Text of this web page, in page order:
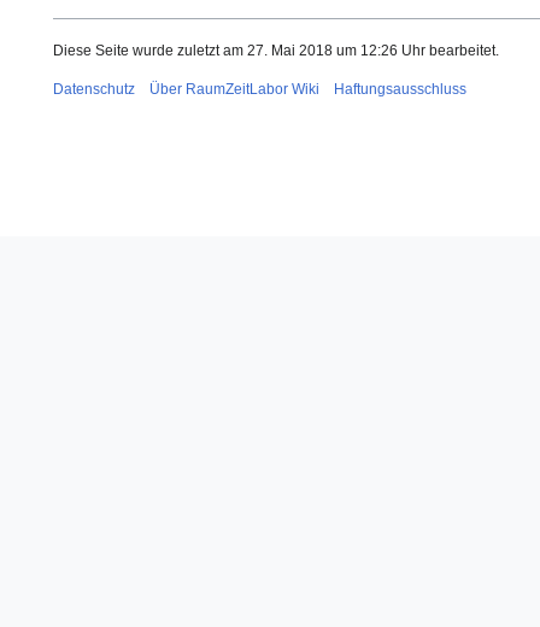
Diese Seite wurde zuletzt am 27. Mai 2018 um 12:26 Uhr bearbeitet.
Datenschutz Über RaumZeitLabor Wiki Haftungsausschluss